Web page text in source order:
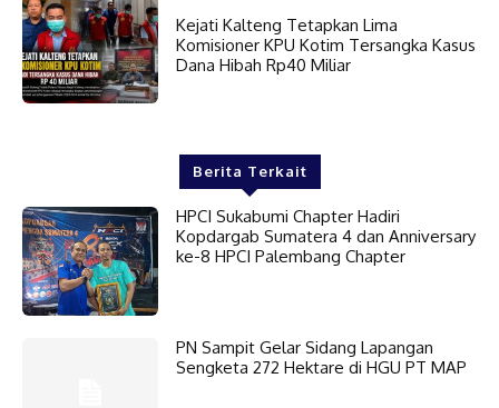
Kejati Kalteng Tetapkan Lima
Komisioner KPU Kotim Tersangka Kasus
Dana Hibah Rp40 Miliar
Berita Terkait
HPCI Sukabumi Chapter Hadiri
Kopdargab Sumatera 4 dan Anniversary
ke-8 HPCI Palembang Chapter
PN Sampit Gelar Sidang Lapangan
Sengketa 272 Hektare di HGU PT MAP